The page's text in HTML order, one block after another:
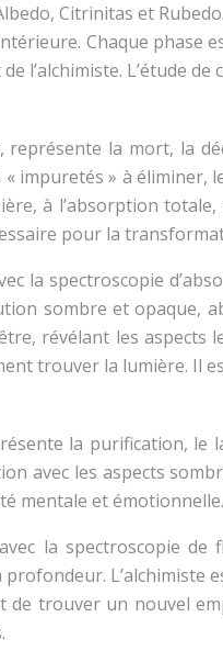
Citrinitas et
Chaque phase
l’alchimiste. L’étude
la mort, la
« impuretés » à
à l’absorption
pour la
la spectroscopie
sombre et opaque,
révélant les aspects
trouver la lumière. Il
la purification, le
avec les aspects
mentale et
la spectroscopie de
L’alchimiste
de trouver un nouvel